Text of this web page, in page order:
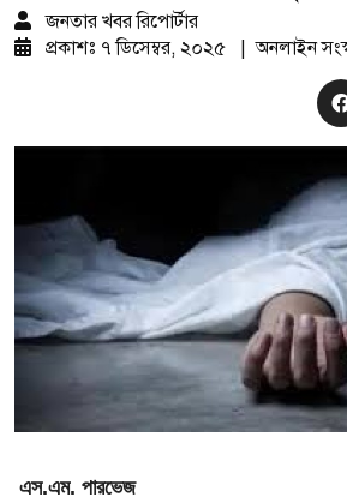
জনতার খবর রিপোর্টার
প্রকাশঃ ৭ ডিসেম্বর, ২০২৫ অনলাইন
এস.এম. পারভেজ